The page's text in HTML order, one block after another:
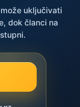
uključivati
dok članci na